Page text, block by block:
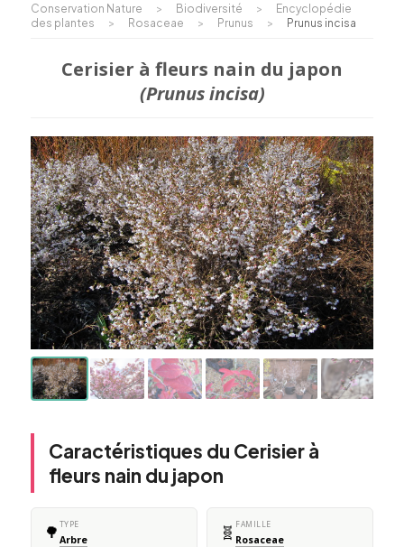
Conservation Nature > Biodiversité >
Encyclopédie
des plantes
> Rosaceae > Prunus > Prunus incisa
Cerisier à fleurs nain du japon
(Prunus incisa)
Caractéristiques du Cerisier à
fleurs nain du japon
🌳 TYPE
Arbre 🧬 FAMILLE
Rosaceae